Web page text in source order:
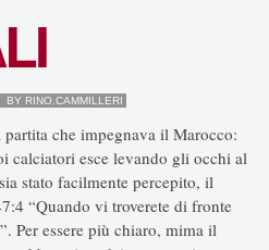
SU
BY RINO.CAMMILLERI
che impegnava il Marocco:
calciatori esce levando gli occhi al
stato facilmente percepito, il
“Quando vi troverete di fronte
Per essere più chiaro, mima il